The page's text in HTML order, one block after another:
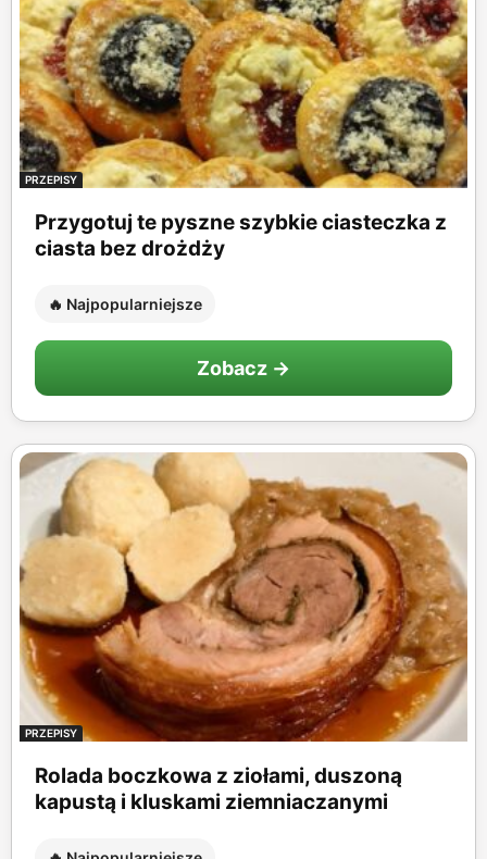
PRZEPISY
Przygotuj te pyszne szybkie ciasteczka z
ciasta bez drożdży
🔥 Najpopularniejsze
Zobacz →
PRZEPISY
Rolada boczkowa z ziołami, duszoną
kapustą i kluskami ziemniaczanymi